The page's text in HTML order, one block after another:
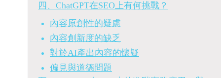
四、ChatGPT在SEO上有何挑戰？
內容原創性的疑慮
內容創新度的缺乏
對於AI產出內容的懷疑
偏見與道德問題